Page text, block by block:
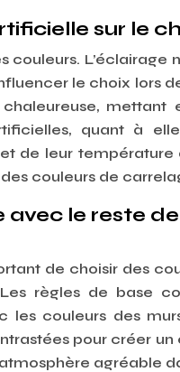
sur le
couleurs. L’éclairage
le choix lors
mettant
quant à
de leur température
couleurs de
avec le reste
de choisir des
règles de base
les couleurs des
pour créer un
agréable